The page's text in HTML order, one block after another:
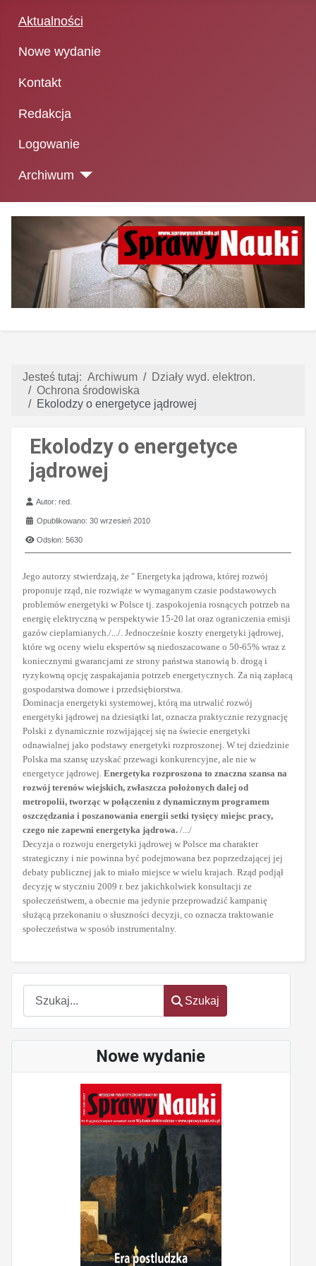
Aktualności
Nowe wydanie
Kontakt
Redakcja
Logowanie
Archiwum
Szukaj
Szukaj
Nowe wydanie
Jesteś tutaj: Archiwum
Działy wyd. elektron.
Ochrona środowiska
Ekolodzy o energetyce jądrowej
Ekolodzy o energetyce
jądrowej
Szczegóły
Autor:red.
Opublikowano: 30 wrzesień 2010
Odsłon: 5630
Jego autorzy stwierdzają, że " Energetyka jądrowa, której rozwój
proponuje rząd, nie rozwiąże w wymaganym czasie podstawowych
problemów energetyki w Polsce tj. zaspokojenia rosnących potrzeb na
energię elektryczną w perspektywie 15-20 lat oraz ograniczenia emisji
gazów cieplarnianych./.../. Jednocześnie koszty energetyki jądrowej,
które wg oceny wielu ekspertów są niedoszacowane o 50-65% wraz z
koniecznymi gwarancjami ze strony państwa stanowią b. drogą i
ryzykowną opcję zaspakajania potrzeb energetycznych. Za nią zapłacą
gospodarstwa domowe i przedsiębiorstwa.
Dominacja energetyki systemowej, którą ma utrwalić rozwój
energetyki jądrowej na dziesiątki lat, oznacza praktycznie rezygnację
Polski z dynamicznie rozwijającej się na świecie energetyki
odnawialnej jako podstawy energetyki rozproszonej. W tej dziedzinie
Polska ma szansę uzyskać przewagi konkurencyjne, ale nie w
energetyce jądrowej. Energetyka rozproszona to znaczna szansa na
rozwój terenów wiejskich, zwłaszcza położonych dalej od
metropolii, tworząc w połączeniu z dynamicznym programem
oszczędzania i poszanowania energii setki tysięcy miejsc pracy,
czego nie zapewni energetyka jądrowa. /.../
Decyzja o rozwoju energetyki jądrowej w Polsce ma charakter
strategiczny i nie powinna być podejmowana bez poprzedzającej jej
debaty publicznej jak to miało miejsce w wielu krajach. Rząd podjął
decyzję w styczniu 2009 r. bez jakichkolwiek konsultacji ze
społeczeństwem, a obecnie ma jedynie przeprowadzić kampanię
służącą przekonaniu o słuszności decyzji, co oznacza traktowanie
społeczeństwa w sposób instrumentalny.